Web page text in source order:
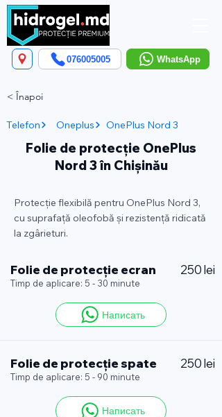
WhatsApp
076005005
< Înapoi
Telefon Oneplus OnePlus Nord 3
Folie de protecție OnePlus
Nord 3 în Chișinău
Protecție flexibilă pentru OnePlus Nord 3,
cu suprafață oleofobă și rezistență ridicată
la zgârieturi.
Folie de protecție ecran 250 lei
Timp de aplicare: 5 - 30 minute
Написать
Folie de protecție spate 250 lei
Timp de aplicare: 5 - 90 minute
Написать